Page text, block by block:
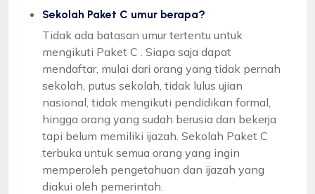
Sekolah Paket C umur berapa?
Tidak ada batasan umur tertentu untuk
mengikuti Paket C . Siapa saja dapat
mendaftar, mulai dari orang yang tidak pernah
sekolah, putus sekolah, tidak lulus ujian
nasional, tidak mengikuti pendidikan formal,
hingga orang yang sudah berusia dan bekerja
tapi belum memiliki ijazah. Sekolah Paket C
terbuka untuk semua orang yang ingin
memperoleh pengetahuan dan ijazah yang
diakui oleh pemerintah.